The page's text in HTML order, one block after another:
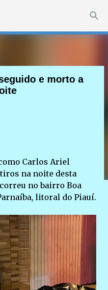
principal
e morto a
Carlos Ariel
na noite desta
no bairro Boa
litoral do Piauí.